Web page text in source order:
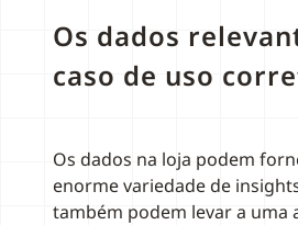
Os dados
caso de uso
Os dados na loja podem
enorme variedade de
também podem levar a uma